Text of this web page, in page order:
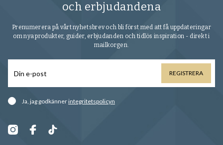
och erbjudandena
Prenumerera på vårt nyhetsbrev och bli först med att få uppdateringar
om nya produkter, guider, erbjudanden och tidlös inspiration - direkt i
mailkorgen.
REGISTRERA
Ja, jag godkännerintegritetspolicyn